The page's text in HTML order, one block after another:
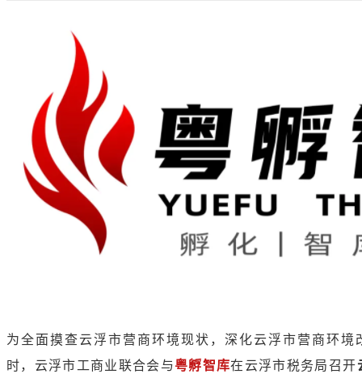
为全面摸查云浮市营商环境现状，深化云浮市营商环
时，云浮市工商业联合会与粤孵智库在云浮市税务局召开